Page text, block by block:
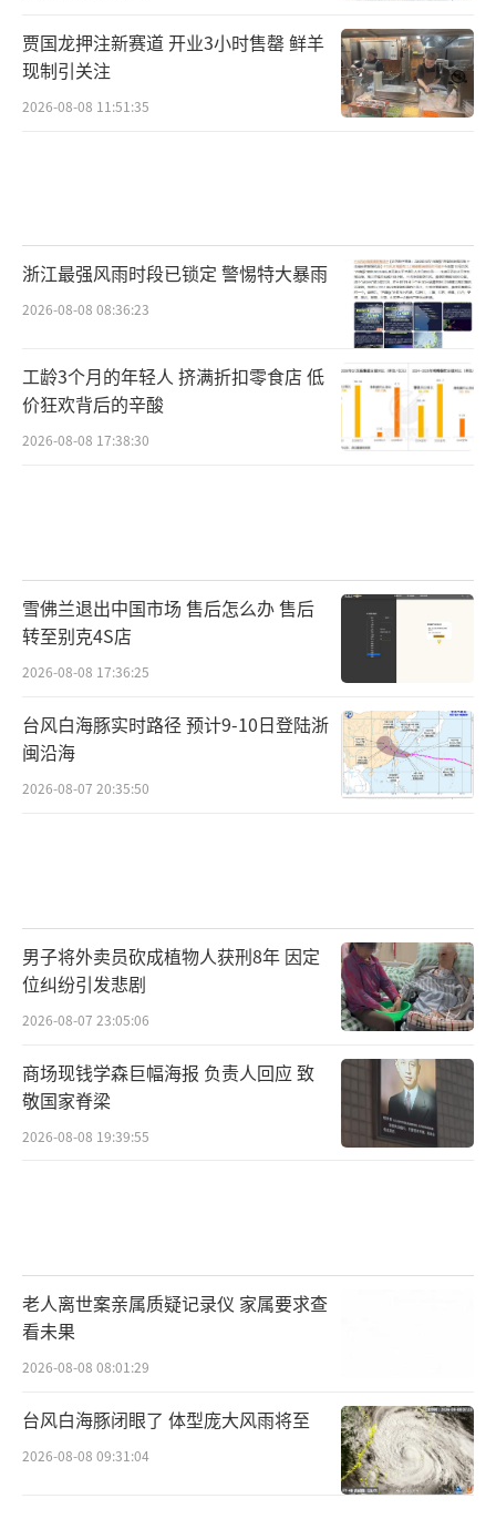
贾国龙押注新赛道 开业3小时售罄 鲜羊
现制引关注
2026-08-08 11:51:35
浙江最强风雨时段已锁定 警惕特大暴雨
2026-08-08 08:36:23
工龄3个月的年轻人 挤满折扣零食店 低
价狂欢背后的辛酸
2026-08-08 17:38:30
雪佛兰退出中国市场 售后怎么办 售后
转至别克4S店
2026-08-08 17:36:25
台风白海豚实时路径 预计9-10日登陆浙
闽沿海
2026-08-07 20:35:50
男子将外卖员砍成植物人获刑8年 因定
位纠纷引发悲剧
2026-08-07 23:05:06
商场现钱学森巨幅海报 负责人回应 致
敬国家脊梁
2026-08-08 19:39:55
老人离世案亲属质疑记录仪 家属要求查
看未果
2026-08-08 08:01:29
台风白海豚闭眼了 体型庞大风雨将至
2026-08-08 09:31:04